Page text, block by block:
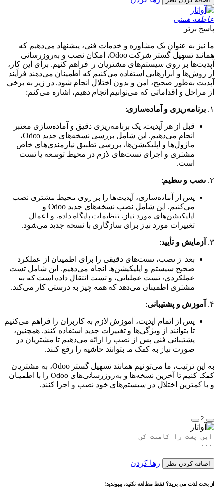
عاطفه همتی
پاسخ برتر
ما نیز به عنوان یک مشاوره و خدمات فنی، پیشنهاد می‌دهیم که
همانند تسهیل گستر شرکت Odoo، امکان نصب و به‌روزرسانی
آپدیت‌ها بر روی سیستم‌های مشتریان را فراهم کنیم. برای این کار،
از روش‌ها و ابزارهایی استفاده می‌کنیم که اطمینان می‌دهند فرآیند
آپدیت به‌طور صحیح، امن و بدون اختلال انجام شود. در زیر به برخی
از مراحل و اقداماتی که می‌توانیم انجام دهیم، اشاره می‌کنم:
۱. برنامه‌ریزی و آماده‌سازی:
قبل از هر آپدیت، یک برنامه‌ریزی دقیق و آماده‌سازی معتبر
انجام می‌دهیم. این شامل بررسی نسخه‌های جدید Odoo،
ماژول‌ها و اپلیکیشن‌ها، بررسی تطبیق نیازمندی‌های خاص
مشتری و اجرای تست‌های لازم در محیط توسعه یا تست
است.
۲. نصب و تنظیم:
پس از آماده‌سازی، آپدیت‌ها را بر روی محیط مشتری نصب
می‌کنیم. این شامل نصب نسخه‌های جدید Odoo و
اپلیکیشن‌های مورد نیاز، تنظیمات پایگاه داده، و اعمال
تغییرات مورد نیاز برای سازگاری با نسخه جدید می‌شود.
۳. آزمایش و تأیید:
بعد از نصب، تست‌های دقیقی را برای اطمینان از عملکرد
صحیح سیستم و اپلیکیشن‌ها انجام می‌دهیم. این شامل تست
عملکردی، تست عملیاتی، و تست انتقال داده است که به
مشتری اطمینان می‌دهد که همه چیز به درستی کار می‌کند.
۴. آموزش و پشتیبانی:
پس از اتمام آپدیت، آموزش لازم به کاربران را فراهم می‌کنیم
تا بتوانند از ویژگی‌ها و تغییرات جدید استفاده کنند. همچنین،
پشتیبانی فنی پس از نصب را ارائه می‌دهیم تا مشتریان در
صورت نیاز به کمک ما بتوانند حاشیه را رفع کنند.
به این ترتیب، ما می‌توانیم همانند تسهیل گستر Odoo، به مشتریان
کمک کنیم تا آخرین نسخه‌ها و به‌روزرسانی‌های Odoo را با اطمینان
و با کمترین اختلال در سیستم‌های خود نصب و اجرا کنند.
2
اضافه کردن نظر رها کردن
از بحث لذت می برید؟ فقط مطالعه نکنید، بپیوندید!